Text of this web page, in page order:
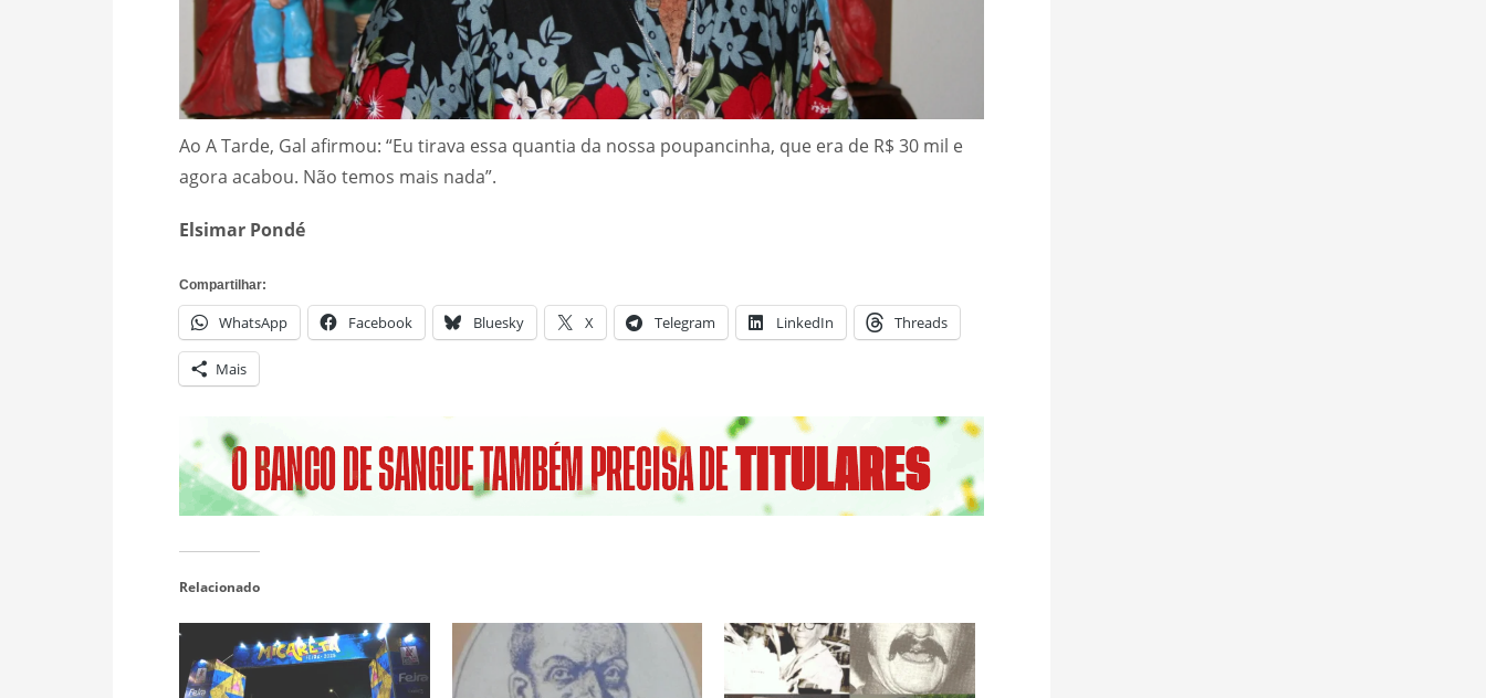
Ao A Tarde, Gal afirmou: “Eu tirava essa quantia da nossa poupancinha, que era de R$ 30 mil e
agora acabou. Não temos mais nada”.
Elsimar Pondé
Compartilhar:
WhatsApp Facebook Bluesky X Telegram LinkedIn Threads
Mais
Relacionado